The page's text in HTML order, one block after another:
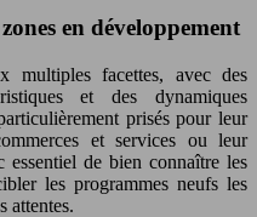
en développement
multiples facettes, avec des
et des dynamiques
prisés pour leur
et services ou leur
de bien connaître les
les programmes neufs les
attentes.